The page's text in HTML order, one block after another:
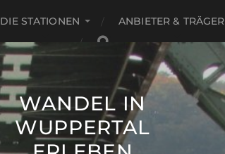
DIE STATIONEN ANBIETER & TRÄGER
WANDEL IN
WUPPERTAL